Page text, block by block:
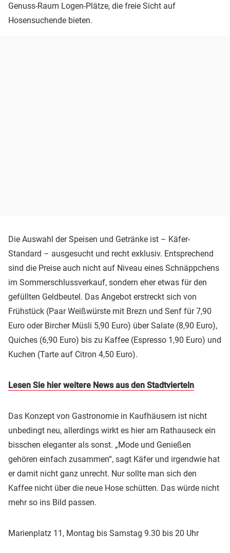
Genuss-Raum Logen-Plätze, die freie Sicht auf
Hosensuchende bieten.
Die Auswahl der Speisen und Getränke ist – Käfer-
Standard – ausgesucht und recht exklusiv. Entsprechend
sind die Preise auch nicht auf Niveau eines Schnäppchens
im Sommerschlussverkauf, sondern eher etwas für den
gefüllten Geldbeutel. Das Angebot erstreckt sich von
Frühstück (Paar Weißwürste mit Brezn und Senf für 7,90
Euro oder Bircher Müsli 5,90 Euro) über Salate (8,90 Euro),
Quiches (6,90 Euro) bis zu Kaffee (Espresso 1,90 Euro) und
Kuchen (Tarte auf Citron 4,50 Euro).
Lesen Sie hier weitere News aus den Stadtvierteln
Das Konzept von Gastronomie in Kaufhäusern ist nicht
unbedingt neu, allerdings wirkt es hier am Rathauseck ein
bisschen eleganter als sonst. „Mode und Genießen
gehören einfach zusammen“, sagt Käfer und irgendwie hat
er damit nicht ganz unrecht. Nur sollte man sich den
Kaffee nicht über die neue Hose schütten. Das würde nicht
mehr so ins Bild passen.
Marienplatz 11, Montag bis Samstag 9.30 bis 20 Uhr